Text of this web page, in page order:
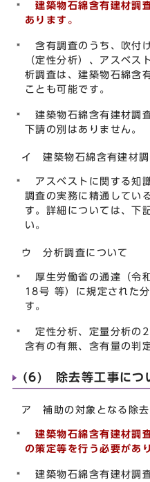
建築物石綿含有建材調
あります。
含有調査のうち、吹付
（定性分析）、アスベス
析調査は、建築物石綿含
ことも可能です。
建築物石綿含有建材調
下請の別はありません。
イ 建築物石綿含有建材調
アスベストに関する知
調査の実務に精通してい
す。詳細については、下
い。
ウ 分析調査について
厚生労働省の通達（令
18号 等）に規定された
す。
定性分析、定量分析の2
含有の有無、含有量の判
(6) 除去等工事につ
ア 補助の対象となる除去
建築物石綿含有建材調
の策定等を行う必要があ
建築物石綿含有建材調